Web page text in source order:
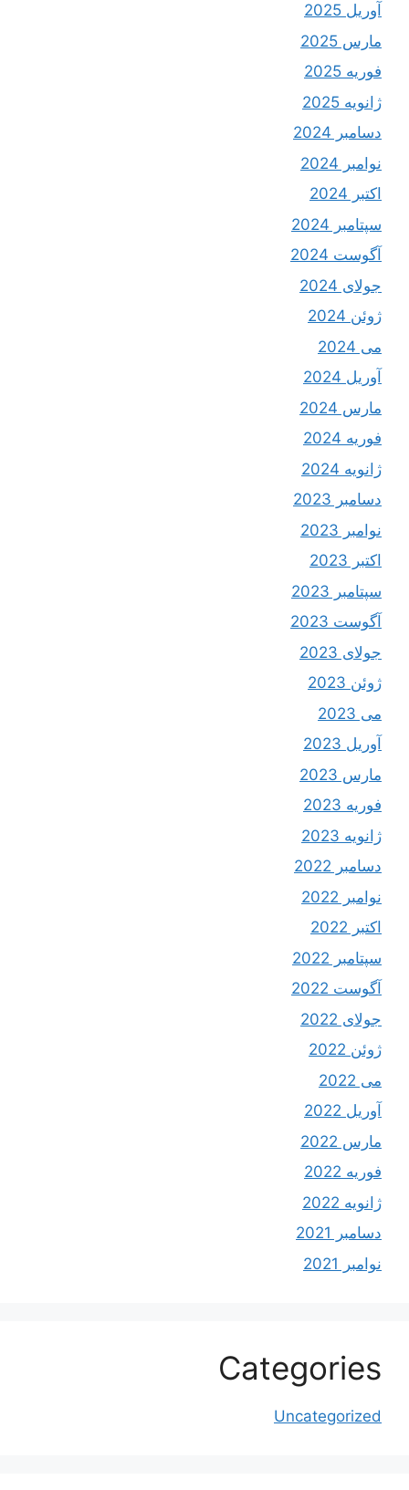
آوریل 2025
مارس 2025
فوریه 2025
ژانویه 2025
دسامبر 2024
نوامبر 2024
اکتبر 2024
سپتامبر 2024
آگوست 2024
جولای 2024
ژوئن 2024
می 2024
آوریل 2024
مارس 2024
فوریه 2024
ژانویه 2024
دسامبر 2023
نوامبر 2023
اکتبر 2023
سپتامبر 2023
آگوست 2023
جولای 2023
ژوئن 2023
می 2023
آوریل 2023
مارس 2023
فوریه 2023
ژانویه 2023
دسامبر 2022
نوامبر 2022
اکتبر 2022
سپتامبر 2022
آگوست 2022
جولای 2022
ژوئن 2022
می 2022
آوریل 2022
مارس 2022
فوریه 2022
ژانویه 2022
دسامبر 2021
نوامبر 2021
Categories
Uncategorized